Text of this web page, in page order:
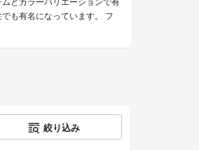
も有名になっています。 フ
絞り込み